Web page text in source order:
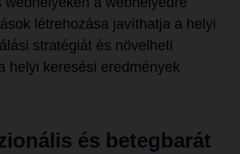
létrehozása javíthatja a helyi
stratégiát és növelheti
helyi keresési eredmények
és betegbarát